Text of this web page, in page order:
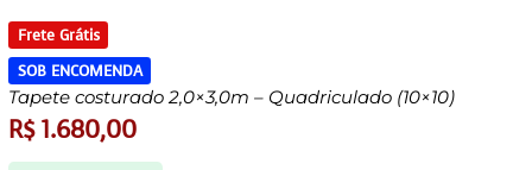
Frete Grátis
SOB ENCOMENDA
Tapete costurado 2,0×3,0m – Quadriculado (10×10)
R$1.680,00